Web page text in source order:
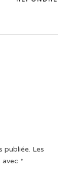
publiée. Les
avec *